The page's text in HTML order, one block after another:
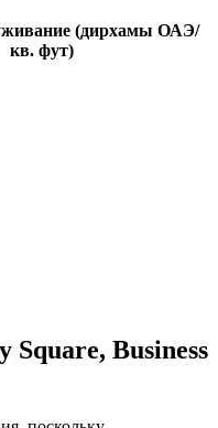
(дирхамы ОАЭ/
кв. фут)
Square, Business